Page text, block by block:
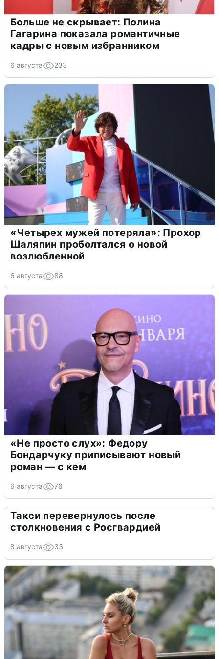
Больше не скрывает: Полина
Гагарина показала романтичные
кадры с новым избранником
6 августа 233
«Четырех мужей потеряла»: Прохор
Шаляпин проболтался о новой
возлюбленной
6 августа 88
«Не просто слух»: Федору
Бондарчуку приписывают новый
роман — с кем
6 августа 76
Такси перевернулось после
столкновения с Росгвардией
8 августа 33